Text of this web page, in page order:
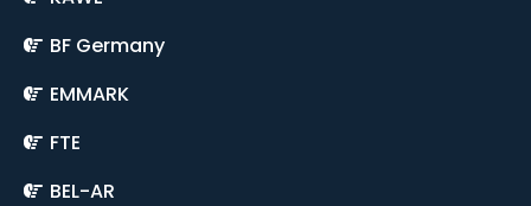
BF Germany
EMMARK
FTE
BEL-AR